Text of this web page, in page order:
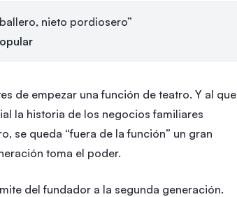
nieto pordiosero”
de empezar una función de teatro. Y al que
la historia de los negocios familiares
se queda “fuera de la función” un gran
toma el poder.
del fundador a la segunda generación.